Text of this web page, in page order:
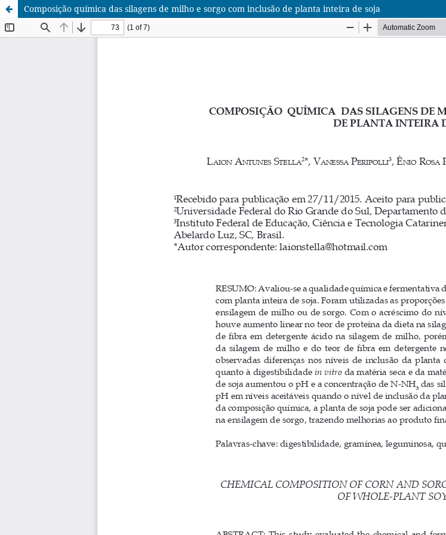
Composição química das silagens de milho e sorgo com inclusão de planta inteira de soja